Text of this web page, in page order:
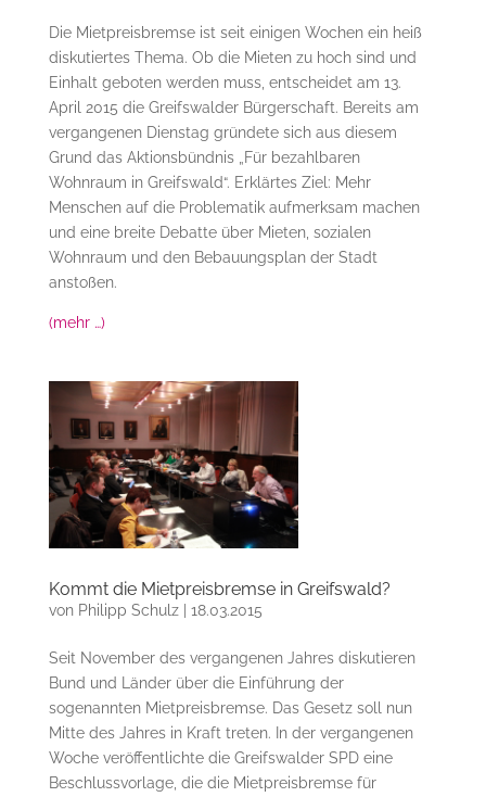
Die Mietpreisbremse ist seit einigen Wochen ein heiß
diskutiertes Thema. Ob die Mieten zu hoch sind und
Einhalt geboten werden muss, entscheidet am 13.
April 2015 die Greifswalder Bürgerschaft. Bereits am
vergangenen Dienstag gründete sich aus diesem
Grund das Aktionsbündnis „Für bezahlbaren
Wohnraum in Greifswald“. Erklärtes Ziel: Mehr
Menschen auf die Problematik aufmerksam machen
und eine breite Debatte über Mieten, sozialen
Wohnraum und den Bebauungsplan der Stadt
anstoßen.
(mehr …)
Kommt die Mietpreisbremse in Greifswald?
von Philipp Schulz| 18.03.2015
Seit November des vergangenen Jahres diskutieren
Bund und Länder über die Einführung der
sogenannten Mietpreisbremse. Das Gesetz soll nun
Mitte des Jahres in Kraft treten. In der vergangenen
Woche veröffentlichte die Greifswalder SPD eine
Beschlussvorlage, die die Mietpreisbremse für